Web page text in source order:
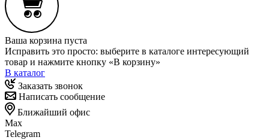
Ваша корзина пуста
Исправить это просто: выберите в каталоге интересующий
товар и нажмите кнопку «В корзину»
В каталог
Заказать звонок
Написать сообщение
Ближайший офис
Max
Telegram